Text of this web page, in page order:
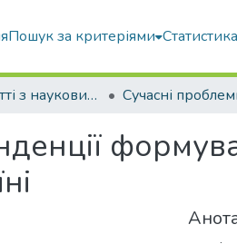
Пошук за критеріями Статистика
Вибрані статті з наукових збірників КНУБА